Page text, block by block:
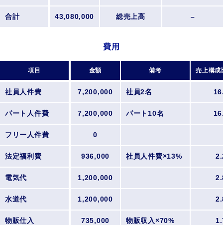
合計 43,080,000 総売上高 –
費用
項目 金額 備考 売上構成
社員人件費 7,200,000 社員2名
パート人件費 7,200,000 パート10名
フリー人件費 0
法定福利費 936,000 社員人件費×13%
電気代 1,200,000
水道代 1,200,000
物販仕入 735,000 物販収入×70%